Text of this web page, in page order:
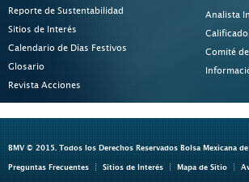
Reporte de Sustentabilidad
Sitios de Interés
Calendario de Días Festivos
Glosario
Revista Acciones
Analista
Comité
BMV © 2015. Todos los Derechos Reservados Bolsa Mexicana de
Preguntas Frecuentes Sitios de Interés Mapa de Sitio